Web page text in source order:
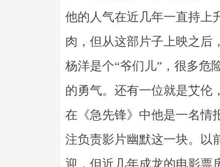
他的人气在近几年一直持上
肉，但从这部片子上映之后
杨洋是个“爷们儿”，很多危
的勇气。还有一位就是艾伦
在《急先锋》中他是一名情
注负责影片幽默这一块。以
迎，但近几年成龙的电影票